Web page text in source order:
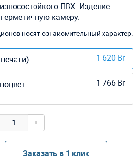
ПВХ. Изделие
камеру.
носят ознакомительный характер.
1 620 Br
1 766 Br
+
Заказать в 1 клик